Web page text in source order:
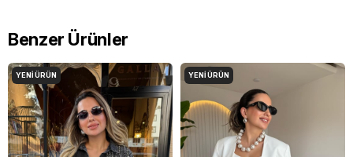
Benzer Ürünler
YENI ÜRÜN YENI ÜRÜN